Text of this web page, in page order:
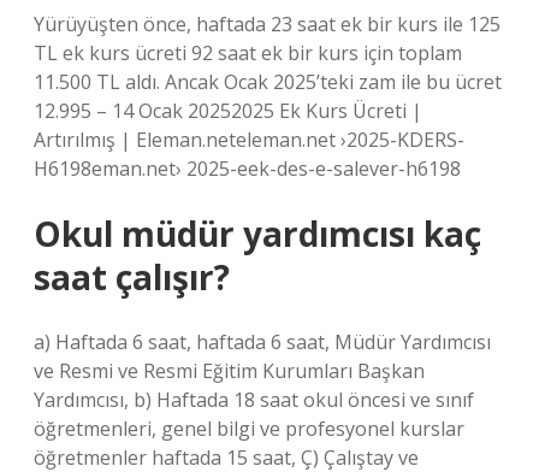
Yürüyüşten önce, haftada 23 saat ek bir kurs ile 125
TL ek kurs ücreti 92 saat ek bir kurs için toplam
11.500 TL aldı. Ancak Ocak 2025’teki zam ile bu ücret
12.995 – 14 Ocak 20252025 Ek Kurs Ücreti |
Artırılmış | Eleman.neteleman.net ›2025-KDERS-
H6198eman.net› 2025-eek-des-e-salever-h6198
Okul müdür yardımcısı kaç
saat çalışır?
a) Haftada 6 saat, haftada 6 saat, Müdür Yardımcısı
ve Resmi ve Resmi Eğitim Kurumları Başkan
Yardımcısı, b) Haftada 18 saat okul öncesi ve sınıf
öğretmenleri, genel bilgi ve profesyonel kurslar
öğretmenler haftada 15 saat, Ç) Çalıştay ve